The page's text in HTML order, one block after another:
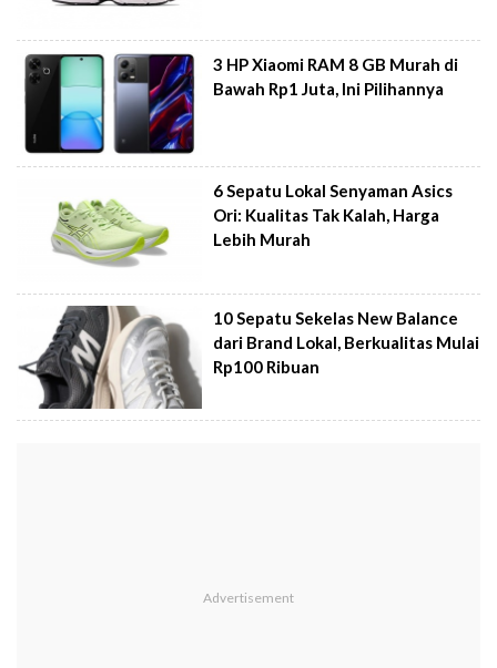
3 HP Xiaomi RAM 8 GB Murah di
Bawah Rp1 Juta, Ini Pilihannya
6 Sepatu Lokal Senyaman Asics
Ori: Kualitas Tak Kalah, Harga
Lebih Murah
10 Sepatu Sekelas New Balance
dari Brand Lokal, Berkualitas Mulai
Rp100 Ribuan